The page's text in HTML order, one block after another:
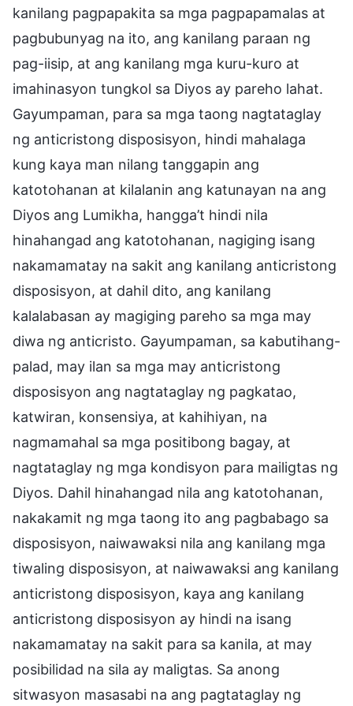
kanilang pagpapakita sa mga pagpapamalas at
pagbubunyag na ito, ang kanilang paraan ng
pag-iisip, at ang kanilang mga kuru-kuro at
imahinasyon tungkol sa Diyos ay pareho lahat.
Gayumpaman, para sa mga taong nagtataglay
ng anticristong disposisyon, hindi mahalaga
kung kaya man nilang tanggapin ang
katotohanan at kilalanin ang katunayan na ang
Diyos ang Lumikha, hangga’t hindi nila
hinahangad ang katotohanan, nagiging isang
nakamamatay na sakit ang kanilang anticristong
disposisyon, at dahil dito, ang kanilang
kalalabasan ay magiging pareho sa mga may
diwa ng anticristo. Gayumpaman, sa kabutihang-
palad, may ilan sa mga may anticristong
disposisyon ang nagtataglay ng pagkatao,
katwiran, konsensiya, at kahihiyan, na
nagmamahal sa mga positibong bagay, at
nagtataglay ng mga kondisyon para mailigtas ng
Diyos. Dahil hinahangad nila ang katotohanan,
nakakamit ng mga taong ito ang pagbabago sa
disposisyon, naiwawaksi nila ang kanilang mga
tiwaling disposisyon, at naiwawaksi ang kanilang
anticristong disposisyon, kaya ang kanilang
anticristong disposisyon ay hindi na isang
nakamamatay na sakit para sa kanila, at may
posibilidad na sila ay maligtas. Sa anong
sitwasyon masasabi na ang pagtataglay ng